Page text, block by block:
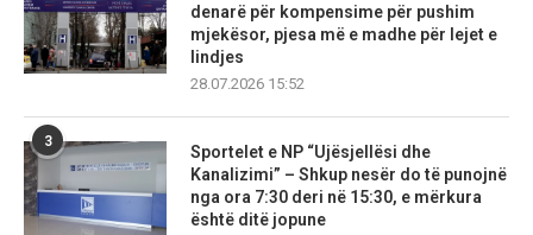
denarë për kompensime për pushim
mjekësor, pjesa më e madhe për lejet e
lindjes
28.07.2026 15:52
3
Sportelet e NP “Ujësjellësi dhe
Kanalizimi” – Shkup nesër do të punojnë
nga ora 7:30 deri në 15:30, e mërkura
është ditë jopune